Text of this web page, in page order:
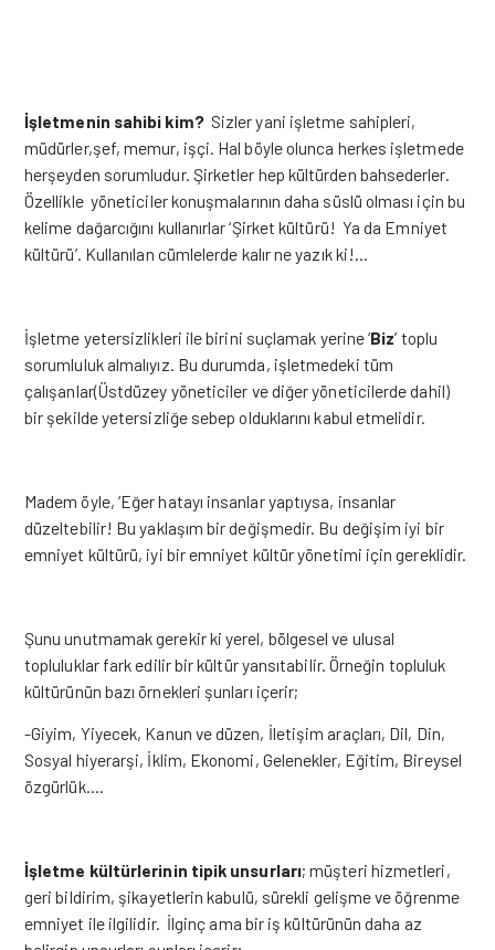
İşletmenin sahibi kim?Sizler yani işletme sahipleri,
müdürler,şef, memur, işçi. Hal böyle olunca herkes işletmede
herşeyden sorumludur. Şirketler hep kültürden bahsederler.
Özellikle yöneticiler konuşmalarının daha süslü olması için bu
kelime dağarcığını kullanırlar ‘Şirket kültürü! Ya da Emniyet
kültürü’. Kullanılan cümlelerde kalır ne yazık ki!…
İşletme yetersizlikleri ile birini suçlamak yerine ‘Biz’ toplu
sorumluluk almalıyız. Bu durumda, işletmedeki tüm
çalışanlar(Üstdüzey yöneticiler ve diğer yöneticilerde dahil)
bir şekilde yetersizliğe sebep olduklarını kabul etmelidir.
Madem öyle, ‘Eğer hatayı insanlar yaptıysa, insanlar
düzeltebilir! Bu yaklaşım bir değişmedir. Bu değişim iyi bir
emniyet kültürü, iyi bir emniyet kültür yönetimi için gereklidir.
Şunu unutmamak gerekir ki yerel, bölgesel ve ulusal
topluluklar fark edilir bir kültür yansıtabilir. Örneğin topluluk
kültürünün bazı örnekleri şunları içerir;
-Giyim, Yiyecek, Kanun ve düzen, İletişim araçları, Dil, Din,
Sosyal hiyerarşi, İklim, Ekonomi, Gelenekler, Eğitim, Bireysel
özgürlük….
İşletme kültürlerinin tipik unsurları; müşteri hizmetleri,
geri bildirim, şikayetlerin kabulü, sürekli gelişme ve öğrenme
emniyet ile ilgilidir. İlginç ama bir iş kültürünün daha az